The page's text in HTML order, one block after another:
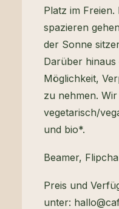
Platz im
spazieren
der Sonne
Darüber hinaus
Möglichkeit,
zu nehmen.
vegetarisch/
und bio*.
Beamer,
Preis und
unter: